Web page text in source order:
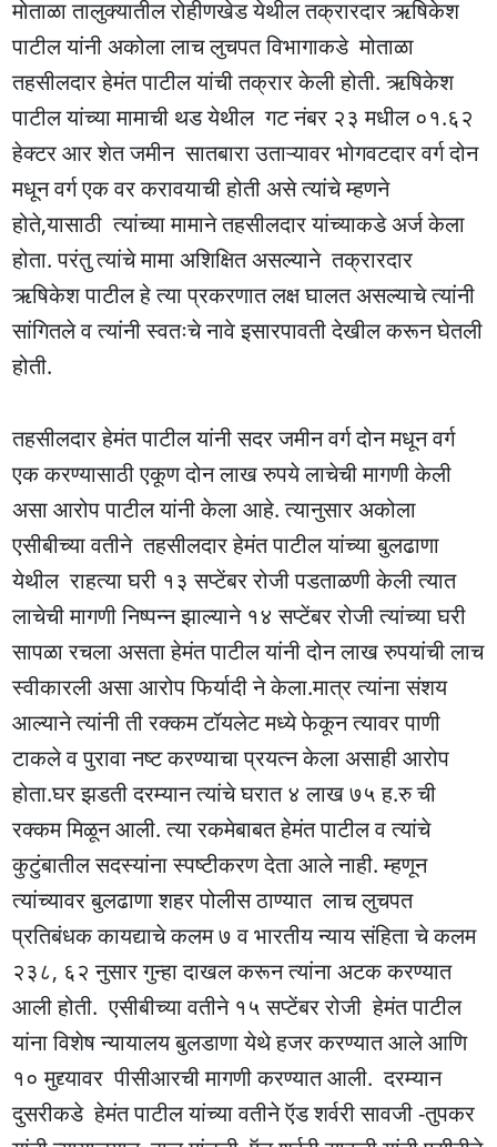
मोताळा तालुक्यातील रोहीणखेड येथील तक्रारदार ऋषिकेश
पाटील यांनी अकोला लाच लुचपत विभागाकडे मोताळा
तहसीलदार हेमंत पाटील यांची तक्रार केली होती. ऋषिकेश
पाटील यांच्या मामाची थड येथील गट नंबर २३ मधील ०१.६२
हेक्टर आर शेत जमीन सातबारा उताऱ्यावर भोगवटदार वर्ग दोन
मधून वर्ग एक वर करावयाची होती असे त्यांचे म्हणने
होते,यासाठी त्यांच्या मामाने तहसीलदार यांच्याकडे अर्ज केला
होता. परंतु त्यांचे मामा अशिक्षित असल्याने तक्रारदार
ऋषिकेश पाटील हे त्या प्रकरणात लक्ष घालत असल्याचे त्यांनी
सांगितले व त्यांनी स्वतःचे नावे इसारपावती देखील करून घेतली
होती.
तहसीलदार हेमंत पाटील यांनी सदर जमीन वर्ग दोन मधून वर्ग
एक करण्यासाठी एकूण दोन लाख रुपये लाचेची मागणी केली
असा आरोप पाटील यांनी केला आहे. त्यानुसार अकोला
एसीबीच्या वतीने तहसीलदार हेमंत पाटील यांच्या बुलढाणा
येथील राहत्या घरी १३ सप्टेंबर रोजी पडताळणी केली त्यात
लाचेची मागणी निष्पन्न झाल्याने १४ सप्टेंबर रोजी त्यांच्या घरी
सापळा रचला असता हेमंत पाटील यांनी दोन लाख रुपयांची लाच
स्वीकारली असा आरोप फिर्यादी ने केला.मात्र त्यांना संशय
आल्याने त्यांनी ती रक्कम टॉयलेट मध्ये फेकून त्यावर पाणी
टाकले व पुरावा नष्ट करण्याचा प्रयत्न केला असाही आरोप
होता.घर झडती दरम्यान त्यांचे घरात ४ लाख ७५ ह.रु ची
रक्कम मिळून आली. त्या रकमेबाबत हेमंत पाटील व त्यांचे
कुटुंबातील सदस्यांना स्पष्टीकरण देता आले नाही. म्हणून
त्यांच्यावर बुलढाणा शहर पोलीस ठाण्यात लाच लुचपत
प्रतिबंधक कायद्याचे कलम ७ व भारतीय न्याय संहिता चे कलम
२३८, ६२ नुसार गुन्हा दाखल करून त्यांना अटक करण्यात
आली होती. एसीबीच्या वतीने १५ सप्टेंबर रोजी हेमंत पाटील
यांना विशेष न्यायालय बुलडाणा येथे हजर करण्यात आले आणि
१० मुद्द्यावर पीसीआरची मागणी करण्यात आली. दरम्यान
दुसरीकडे हेमंत पाटील यांच्या वतीने ऍड शर्वरी सावजी -तुपकर